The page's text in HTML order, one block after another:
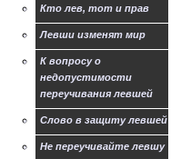
Кто лев, тот и прав
Левши изменят мир
К вопросу о
недопустимости
переучивания левшей
Слово в защиту левшей
Не переучивайте левшу